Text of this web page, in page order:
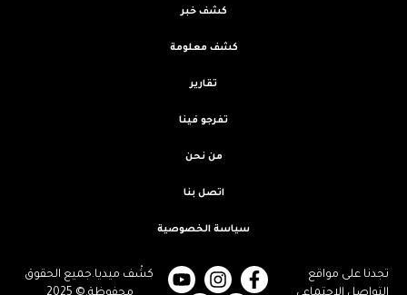
تجدنا على مواقع
كشْف ميديا.جميع الحقوق
كشف خبر
كشف معلومة
تقارير
تفرجو فينا
من نحن
اتصل بنا
سياسة الخصوصية